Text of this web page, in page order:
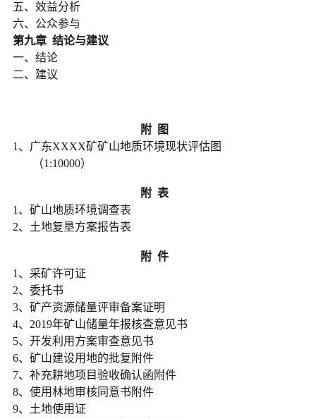
五、效益分析
六、公众参与
第九章 结论与建议
一、结论
二、建议
附 图
1、广东XXXX矿矿山地质环境现状评估图
（1:10000）
附 表
1、矿山地质环境调查表
2、土地复垦方案报告表
附 件
1、采矿许可证
2、委托书
3、矿产资源储量评审备案证明
4、2019年矿山储量年报核查意见书
5、开发利用方案审查意见书
6、矿山建设用地的批复附件
7、补充耕地项目验收确认函附件
8、使用林地审核同意书附件
9、土地使用证